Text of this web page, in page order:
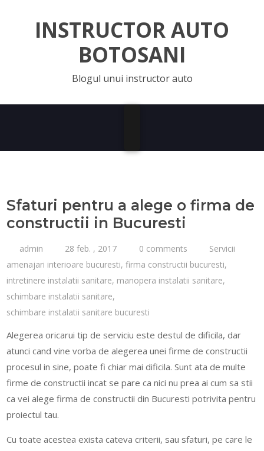
INSTRUCTOR AUTO
BOTOSANI
Blogul unui instructor auto
Sfaturi pentru a alege o firma de
constructii in Bucuresti
admin 28 feb. , 2017 0 comments
Servicii
amenajari interioare bucuresti,firma constructii bucuresti,
intretinere instalatii sanitare, manopera instalatii sanitare,
schimbare instalatii sanitare,
schimbare instalatii sanitare bucuresti
Alegerea oricarui tip de serviciu este destul de dificila, dar
atunci cand vine vorba de alegerea unei firme de constructii
procesul in sine, poate fi chiar mai dificila. Sunt ata de multe
firme de constructii incat se pare ca nici nu prea ai cum sa stii
ca vei alege firma de constructii din Bucuresti potrivita pentru
proiectul tau.
Cu toate acestea exista cateva criterii, sau sfaturi, pe care le